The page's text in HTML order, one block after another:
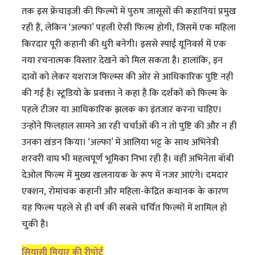
तक इस फ्रेंचाइजी की फिल्मों में पुरुष जासूसों की कहानियां प्रमुख
रही हैं, लेकिन ‘अल्फा’ पहली ऐसी फिल्म होगी, जिसमें एक महिला
किरदार पूरी कहानी की धुरी बनेगी। इससे स्पाई यूनिवर्स में एक
नया रचनात्मक विस्तार देखने को मिल सकता है। हालांकि, इन
दावों को लेकर यशराज फिल्म्स की ओर से आधिकारिक पुष्टि नहीं
की गई है। स्टूडियो के प्रवक्ता ने कहा है कि दर्शकों को फिल्म के
पहले टीजर या आधिकारिक झलक का इंतजार करना चाहिए।
उन्होंने फिलहाल सामने आ रही चर्चाओं की न तो पुष्टि की और न ही
उनका खंडन किया। ‘अल्फा’ में आलिया भट्ट के साथ अभिनेत्री
शरवरी वाघ भी महत्वपूर्ण भूमिका निभा रही हैं। वहीं अभिनेता बॉबी
देओल फिल्म में मुख्य खलनायक के रूप में नजर आएंगे। दमदार
एक्शन, रोमांचक कहानी और महिला-केंद्रित कथानक के कारण
यह फिल्म पहले से ही वर्ष की सबसे चर्चित फिल्मों में शामिल हो
चुकी है।